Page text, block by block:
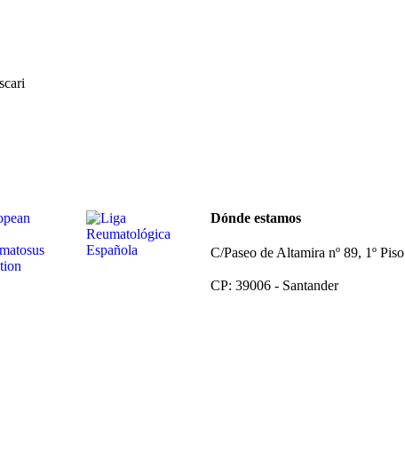
Dónde estamos
C/Paseo de Altamira nº 89, 1º Piso
CP: 39006 - Santander